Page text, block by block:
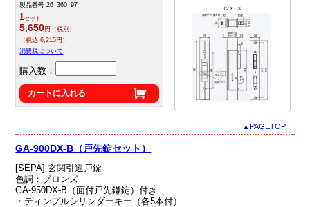
製品番号 26_360_97
1セット
5,650円（税別）
（税込 6,215円）
消費税について
購入数：
カートに入れる
▲PAGETOP
GA-900DX-B（戸先錠セット）
[SEPA] 玄関引違戸錠
色調：ブロンズ
GA-950DX-B（面付戸先鎌錠）付き
・ディンプルシリンダーキー（各5本付）